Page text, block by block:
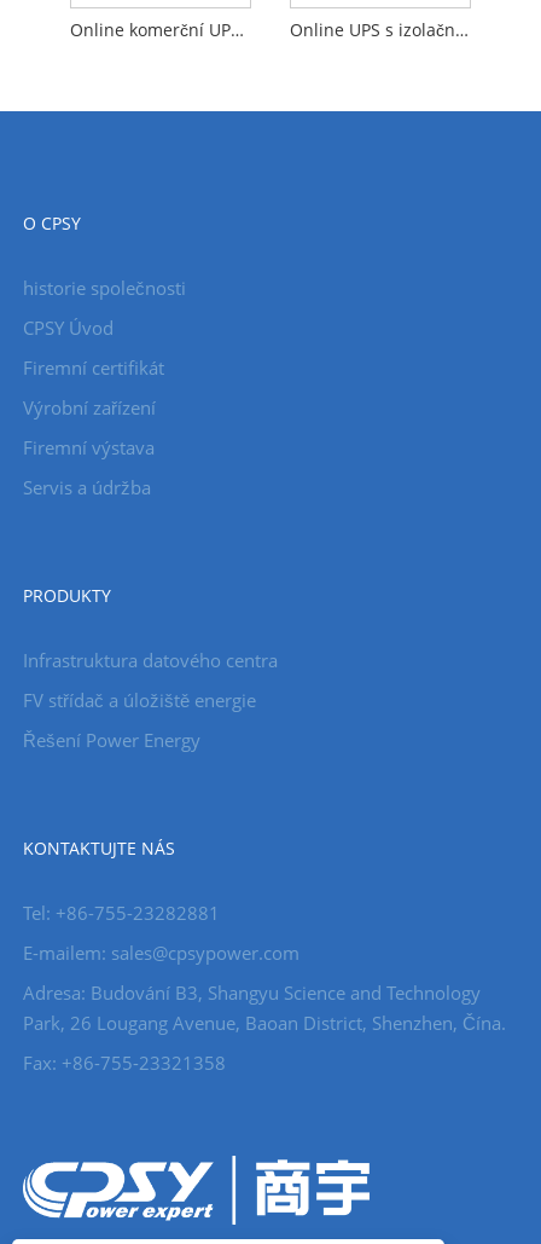
Online komerční UPS bez transformátoru Online UPS s izolačním transformátorem
O CPSY
historie společnosti
CPSY Úvod
Firemní certifikát
Výrobní zařízení
Firemní výstava
Servis a údržba
PRODUKTY
Infrastruktura datového centra
FV střídač a úložiště energie
Řešení Power Energy
KONTAKTUJTE NÁS
Tel: +86-755-23282881
E-mailem: sales@cpsypower.com
Adresa: Budování B3, Shangyu Science and Technology
Park, 26 Lougang Avenue, Baoan District, Shenzhen, Čína.
Fax: +86-755-23321358